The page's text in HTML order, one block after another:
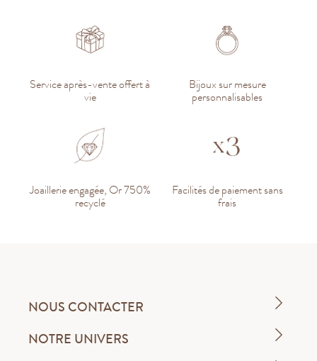
Service après-vente offert à
vie
Bijoux sur mesure
personnalisables
Joaillerie engagée, Or 750%
recyclé
Facilités de paiement sans
frais
NOUS CONTACTER
NOTRE UNIVERS